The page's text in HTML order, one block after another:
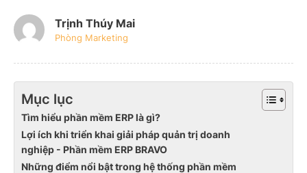
Trịnh Thúy Mai
Phòng Marketing
Mục lục
Tìm hiểu phần mềm ERP là gì?
Lợi ích khi triển khai giải pháp quản trị doanh
nghiệp - Phần mềm ERP BRAVO
Những điểm nổi bật trong hệ thống phần mềm